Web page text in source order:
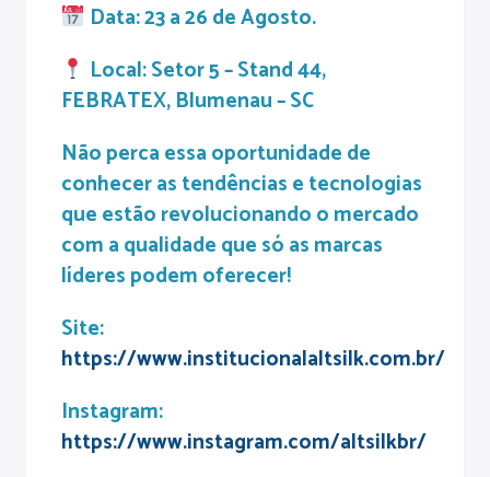
Data: 23 a 26 de Agosto.
Local: Setor 5 – Stand 44,
FEBRATEX, Blumenau – SC
Não perca essa oportunidade de
conhecer as tendências e tecnologias
que estão revolucionando o mercado
com a qualidade que só as marcas
líderes podem oferecer!
Site:
https://www.institucionalaltsilk.com.br/
Instagram:
https://www.instagram.com/altsilkbr/